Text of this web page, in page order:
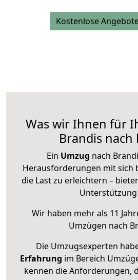
Kostenlose
Was wir Ihnen für
Brandis nach
Ein Umzug nach
Herausforderungen mit sich
die Last zu erleichtern –
Unterstützung
Wir haben mehr als 11
Umzügen nach
Die Umzugsexperten
Erfahrung im Bereich
kennen die Anforderungen,